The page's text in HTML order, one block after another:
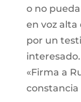
o no
en voz
por un
«Firma a